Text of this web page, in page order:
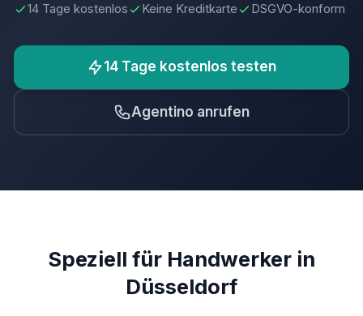
14 Tage kostenlos Keine Kreditkarte DSGVO-konform
14 Tage kostenlos testen
Agentino anrufen
Speziell für Handwerker in
Düsseldorf